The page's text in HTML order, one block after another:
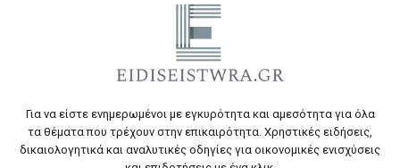
Για να είστε ενημερωμένοι με εγκυρότητα και αμεσότητα για όλα
τα θέματα που τρέχουν στην επικαιρότητα. Χρηστικές ειδήσεις,
δικαιολογητικά και αναλυτικές οδηγίες για οικονομικές ενισχύσεις